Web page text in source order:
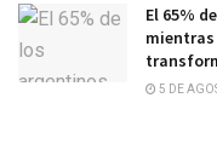
El 65%
mientras
5 DE